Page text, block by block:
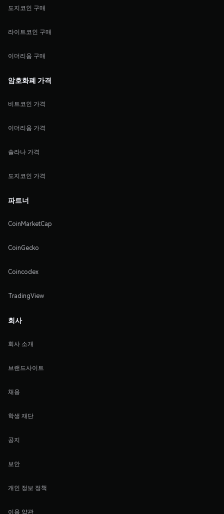
도지코인 구매
라이트코인 구매
이더리움 구매
암호화폐 가격
비트코인 가격
이더리움 가격
솔라나 가격
도지코인 가격
파트너
CoinMarketCap
CoinGecko
Coincodex
TradingView
회사
회사 소개
브랜드사이트
채용
학생 재단
공지
보안
개인 정보 정책
이용 약관